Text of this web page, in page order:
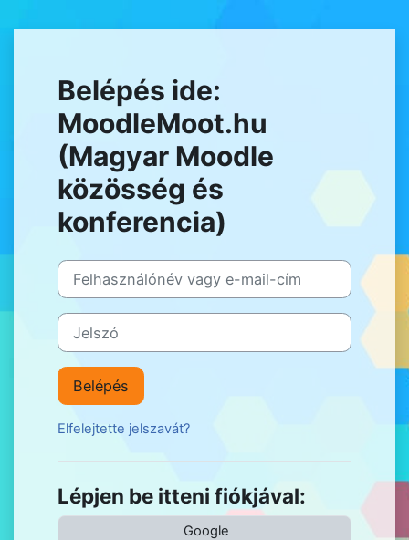
Belépés ide:
MoodleMoot.hu
(Magyar Moodle
közösség és
konferencia)
Ugrás új fiók létrehozására
Felhasználónév vagy e-mail-cím
Jelszó
Belépés
Elfelejtette jelszavát?
Lépjen be itteni fiókjával:
Google